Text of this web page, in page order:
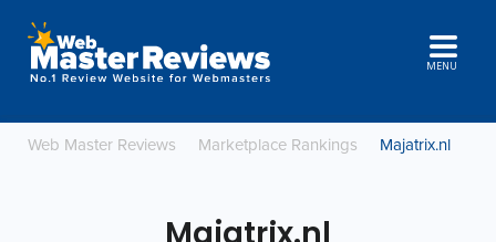
MENU
Web Master Reviews Marketplace Rankings Majatrix.nl